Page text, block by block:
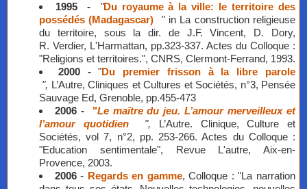
1995 - "Du royaume à la ville: le territoire des
possédés (Madagascar) " in La construction religieuse
du territoire, sous la dir. de J.F. Vincent, D. Dory,
R. Verdier, L'Harmattan, pp.323-337. Actes du Colloque :
"Religions et territoires.", CNRS, Clermont-Ferrand, 1993.
2000 -"Du premier frisson à la libre parole
", L’Autre, Cliniques et Cultures et Sociétés, n°3, Pensée
Sauvage Ed, Grenoble, pp.455-473
2006 - "Le maître du jeu. L’amour merveilleux et
l’amour quotidien
", L’Autre. Clinique, Culture et
Sociétés, vol 7, n°2, pp. 253-266. Actes du Colloque :
"Education sentimentale", Revue L'autre, Aix-en-
Provence, 2003.
2006- Regards en gamme, Colloque : "La narration